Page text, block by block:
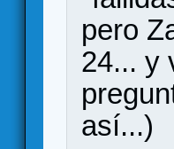
pero
24... y
así...)